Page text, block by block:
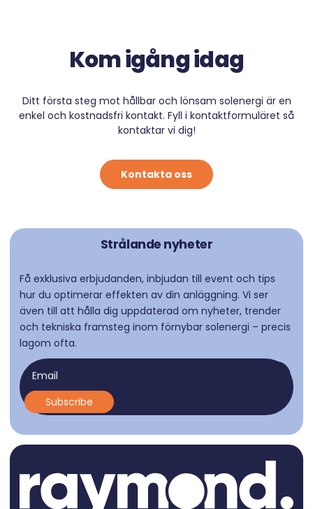
Kom igång idag
Ditt första steg mot hållbar och lönsam solenergi är en
enkel och kostnadsfri kontakt. Fyll i kontaktformuläret så
kontaktar vi dig!
Kontakta oss
Strålande nyheter
Få exklusiva erbjudanden, inbjudan till event och tips
hur du optimerar effekten av din anläggning. Vi ser
även till att hålla dig uppdaterad om nyheter, trender
och tekniska framsteg inom förnybar solenergi – precis
lagom ofta.
Email